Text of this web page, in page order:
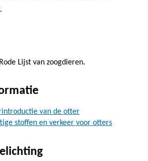
Lijst van zoogdieren.
van de otter
stoffen en verkeer voor otters